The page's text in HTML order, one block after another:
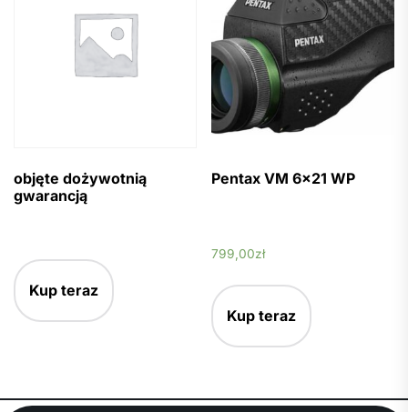
objęte dożywotnią
gwarancją
Kup teraz
Pentax VM 6×21 WP
799,00zł
Kup teraz